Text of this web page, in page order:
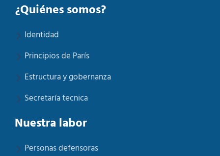
¿Quiénes somos?
Identidad
Principios de París
Estructura y gobernanza
Secretaría tecnica
Nuestra labor
Personas defensoras